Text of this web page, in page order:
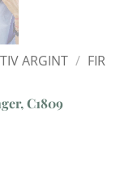
ARGINT / FIR
C1809